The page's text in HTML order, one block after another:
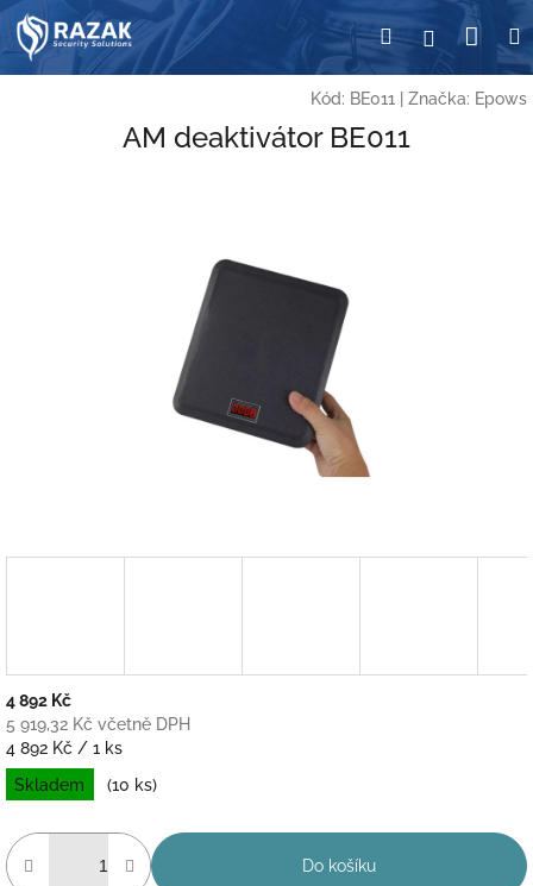
Přejít
na
obsah
HledatPřihlášení
Kód: BE011 Značka: Epows
AM deaktivátor BE011
4 892 Kč
5 919,32 Kč včetně DPH
Měrná
cena:
4 892 Kč / 1 ks
Skladem
(10 ks)
Do košíku